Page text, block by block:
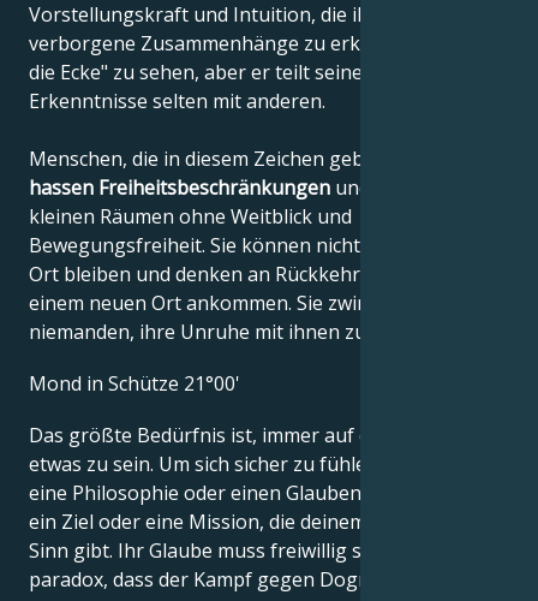
Vorstellungskraft und Intuition, die ihn befähigt,
verborgene Zusammenhänge zu erkennen und "um
die Ecke" zu sehen, aber er teilt seine hässlichen
Erkenntnisse selten mit anderen.
Menschen, die in diesem Zeichen geboren sind,
hassen Freiheitsbeschränkungen und leiden in
kleinen Räumen ohne Weitblick und
Bewegungsfreiheit. Sie können nicht lange an einem
Ort bleiben und denken an Rückkehr, sobald sie an
einem neuen Ort ankommen. Sie zwingen jedoch
niemanden, ihre Unruhe mit ihnen zu teilen.
Mond in Schütze 21°00'
Das größte Bedürfnis ist, immer auf der Suche nach
etwas zu sein. Um sich sicher zu fühlen, braucht man
eine Philosophie oder einen Glauben. Du brauchst
ein Ziel oder eine Mission, die deinem Leben einen
Sinn gibt. Ihr Glaube muss freiwillig sein, und es ist
paradox, dass der Kampf gegen Dogmen Sie zu